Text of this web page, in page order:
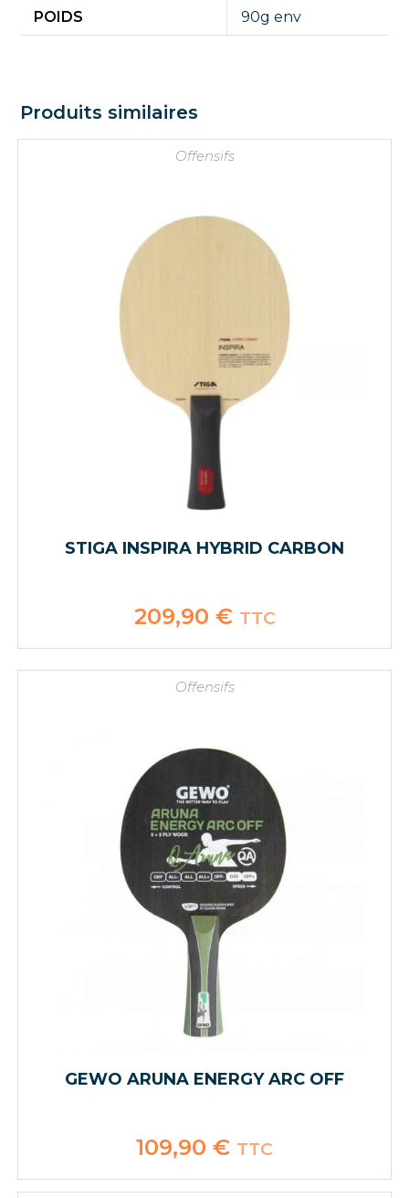
POIDS 90g env
Produits similaires
Offensifs
STIGA INSPIRA HYBRID CARBON
209,90 € TTC
Offensifs
GEWO ARUNA ENERGY ARC OFF
109,90 € TTC